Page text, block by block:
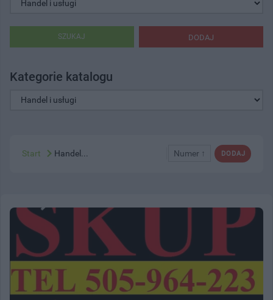
DODAJ
SZUKAJ
Kategorie katalogu
DODAJ
Numer ↑
Start Handel...